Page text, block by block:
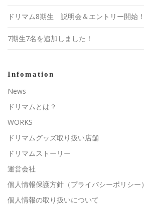
ドリマム8期生 説明会＆エントリー開始！
7期生7名を追加しました！
Infomation
News
ドリマムとは？
WORKS
ドリマムグッズ取り扱い店舗
ドリマムストーリー
運営会社
個人情報保護方針（プライバシーポリシー）
個人情報の取り扱いについて